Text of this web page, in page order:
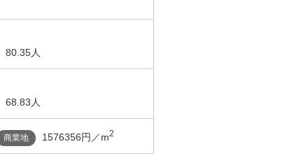
80.35人
68.83人
商業地 1576356円／m2